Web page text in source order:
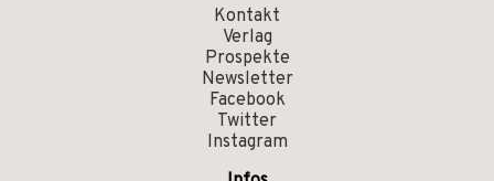
Kontakt
Verlag
Prospekte
Newsletter
Facebook
Twitter
Instagram